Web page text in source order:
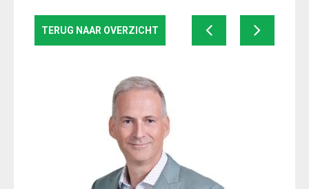
TERUG NAAR OVERZICHT